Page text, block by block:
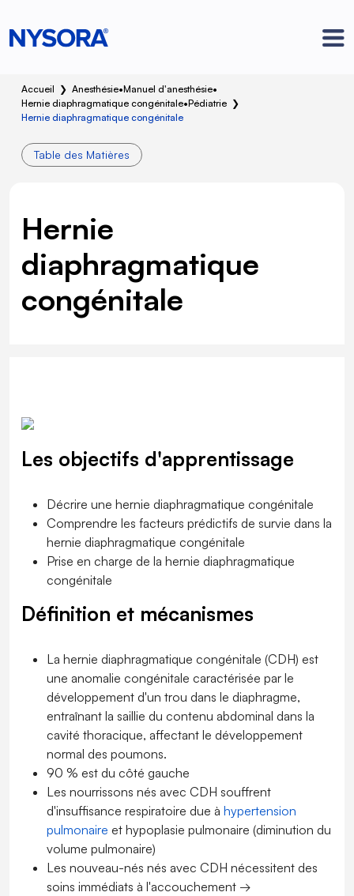
Accueil ❯ Anesthésie•Manuel d'anesthésie•
Hernie diaphragmatique congénitale•Pédiatrie ❯
Hernie diaphragmatique congénitale
Table des Matières
Hernie
diaphragmatique
congénitale
Les objectifs d'apprentissage
Décrire une hernie diaphragmatique congénitale
Comprendre les facteurs prédictifs de survie dans la
hernie diaphragmatique congénitale
Prise en charge de la hernie diaphragmatique
congénitale
Définition et mécanismes
La hernie diaphragmatique congénitale (CDH) est
une anomalie congénitale caractérisée par le
développement d'un trou dans le diaphragme,
entraînant la saillie du contenu abdominal dans la
cavité thoracique, affectant le développement
normal des poumons.
90 % est du côté gauche
Les nourrissons nés avec CDH souffrent
d'insuffisance respiratoire due à hypertension
pulmonaire et hypoplasie pulmonaire (diminution du
volume pulmonaire)
Les nouveau-nés nés avec CDH nécessitent des
soins immédiats à l'accouchement →